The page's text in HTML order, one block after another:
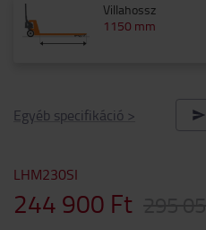
Villahossz
1150 mm
Egyéb specifikáció >
LHM230SI
244 900 Ft